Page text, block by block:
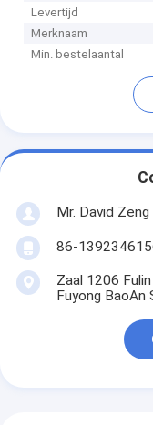
Levertijd
Merknaam
Min. bestelaantal
Mr. David Zeng
86-
Zaal 1206
Fuyong BaoAn